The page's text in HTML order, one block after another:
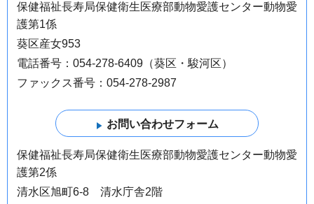
保健福祉長寿局保健衛生医療部動物愛護センター動物愛
護第1係
葵区産女953
電話番号：054-278-6409（葵区・駿河区）
ファックス番号：054-278-2987
保健福祉長寿局保健衛生医療部動物愛護センター動物愛
護第2係
清水区旭町6-8 清水庁舎2階